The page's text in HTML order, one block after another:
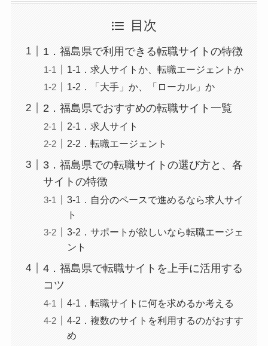
目次
1．福島県で利用できる転職サイトの特徴
1-1．求人サイトか、転職エージェントか
1-2．「大手」か、「ローカル」か
2．福島県でおすすめの転職サイト一覧
2-1．求人サイト
2-2．転職エージェント
3．福島県での転職サイトの選び方と、各
サイトの特徴
3-1．自分のペースで進めるなら求人サイ
ト
3-2．サポートが欲しいなら転職エージェ
ント
4．福島県で転職サイトを上手に活用する
コツ
4-1．転職サイトに何を求めるか考える
4-2．複数のサイトを利用するのがおすす
め